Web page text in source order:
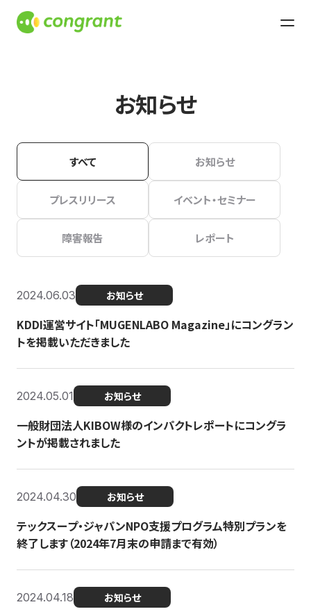
お知らせ
すべて お知らせ
プレスリリース イベント・セミナー
障害報告 レポート
2024.06.03 お知らせ
KDDI運営サイト「MUGENLABO Magazine」にコングラン
トを掲載いただきました
2024.05.01 お知らせ
一般財団法人KIBOW様のインパクトレポートにコングラ
ントが掲載されました
2024.04.30 お知らせ
テックスープ・ジャパンNPO支援プログラム特別プランを
終了します（2024年7月末の申請まで有効）
2024.04.18 お知らせ